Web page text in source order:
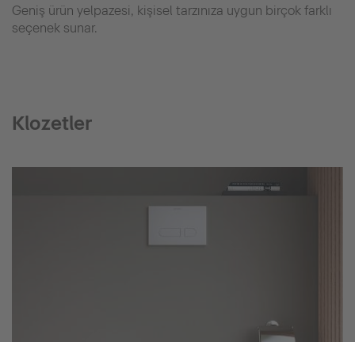
Geniş ürün yelpazesi, kişisel tarzınıza uygun birçok farklı
seçenek sunar.
Klozetler